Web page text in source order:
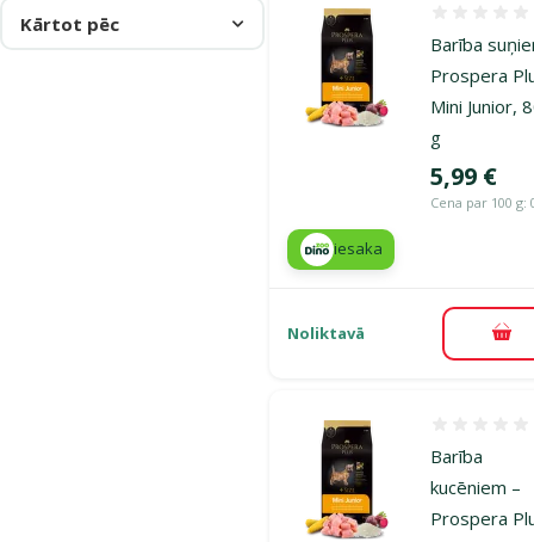
Kārtot pēc
Barība
Prospera
Mini Junior,
g
Cena
5,99 €
Cena par 100 g:
iesaka
Noliktavā
Barība
kucēniem –
Prospera